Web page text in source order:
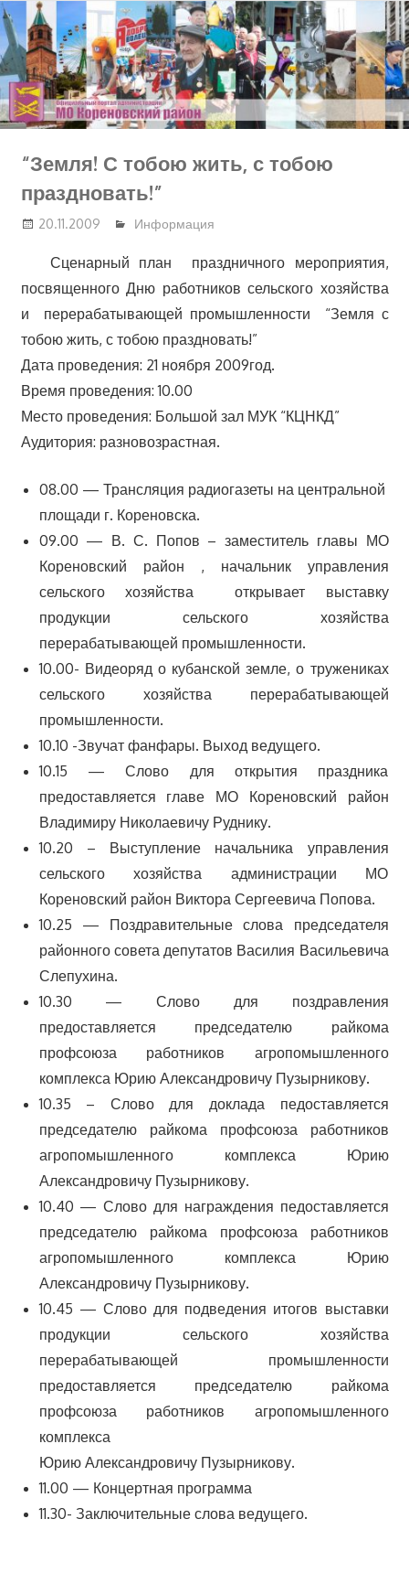
Перейти
к
содержимому
“Земля! С тобою жить, с тобою
праздновать!”
20.11.2009 Информация
Сценарный план праздничного мероприятия,
посвященного Дню работников сельского хозяйства
и перерабатывающей промышленности “Земля с
тобою жить, с тобою праздновать!”
Дата проведения: 21 ноября 2009год.
Время проведения: 10.00
Место проведения: Большой зал МУК “КЦНКД”
Аудитория: разновозрастная.
08.00 — Трансляция радиогазеты на центральной
площади г. Кореновска.
09.00 — В. С. Попов – заместитель главы МО
Кореновский район , начальник управления
сельского хозяйства открывает выставку
продукции сельского хозяйства
перерабатывающей промышленности.
10.00- Видеоряд о кубанской земле, о тружениках
сельского хозяйства перерабатывающей
промышленности.
10.10 -Звучат фанфары. Выход ведущего.
10.15 — Слово для открытия праздника
предоставляется главе МО Кореновский район
Владимиру Николаевичу Руднику.
10.20 – Выступление начальника управления
сельского хозяйства администрации МО
Кореновский район Виктора Сергеевича Попова.
10.25 — Поздравительные слова председателя
районного совета депутатов Василия Васильевича
Слепухина.
10.30 — Слово для поздравления
предоставляется председателю райкома
профсоюза работников агропомышленного
комплекса Юрию Александровичу Пузырникову.
10.35 – Слово для доклада педоставляется
председателю райкома профсоюза работников
агропомышленного комплекса Юрию
Александровичу Пузырникову.
10.40 — Слово для награждения педоставляется
председателю райкома профсоюза работников
агропомышленного комплекса Юрию
Александровичу Пузырникову.
10.45 — Слово для подведения итогов выставки
продукции сельского хозяйства
перерабатывающей промышленности
предоставляется председателю райкома
профсоюза работников агропомышленного
комплекса
Юрию Александровичу Пузырникову.
11.00 — Концертная программа
11.30- Заключительные слова ведущего.